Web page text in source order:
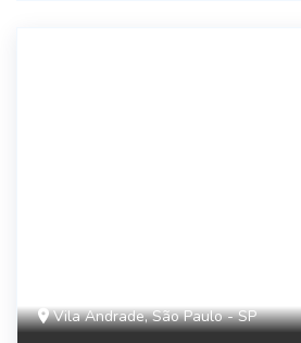
Vila Andrade, São Paulo - SP